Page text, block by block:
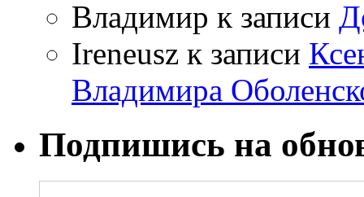
Владимир к записи
Ireneusz к записи
Владимира
Подпишись на